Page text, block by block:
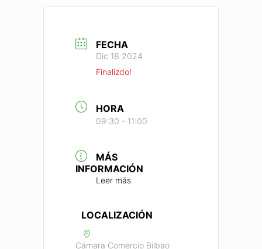
FECHA
Dic 18 2024
Finalizdo!
HORA
09:30 - 11:00
MÁS
INFORMACIÓN
Leer más
LOCALIZACIÓN
Cámara Comercio Bilbao